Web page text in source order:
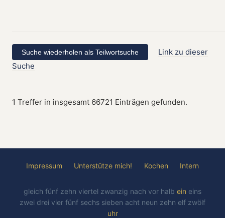
Link zu dieser
Suche
1 Treffer in insgesamt 66721 Einträgen gefunden.
Impressum Unterstütze mich! Kochen Intern
gleich fünf zehn viertel zwanzig nach vor halb ein eins
zwei drei vier fünf sechs sieben acht neun zehn elf zwölf
uhr